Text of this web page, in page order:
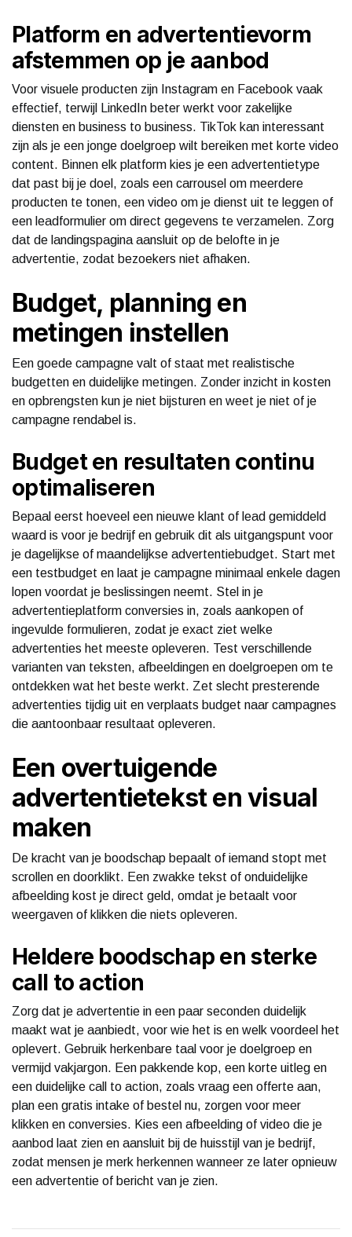
Platform en advertentievorm
afstemmen op je aanbod
Voor visuele producten zijn Instagram en Facebook vaak
effectief, terwijl LinkedIn beter werkt voor zakelijke
diensten en business to business. TikTok kan interessant
zijn als je een jonge doelgroep wilt bereiken met korte video
content. Binnen elk platform kies je een advertentietype
dat past bij je doel, zoals een carrousel om meerdere
producten te tonen, een video om je dienst uit te leggen of
een leadformulier om direct gegevens te verzamelen. Zorg
dat de landingspagina aansluit op de belofte in je
advertentie, zodat bezoekers niet afhaken.
Budget, planning en
metingen instellen
Een goede campagne valt of staat met realistische
budgetten en duidelijke metingen. Zonder inzicht in kosten
en opbrengsten kun je niet bijsturen en weet je niet of je
campagne rendabel is.
Budget en resultaten continu
optimaliseren
Bepaal eerst hoeveel een nieuwe klant of lead gemiddeld
waard is voor je bedrijf en gebruik dit als uitgangspunt voor
je dagelijkse of maandelijkse advertentiebudget. Start met
een testbudget en laat je campagne minimaal enkele dagen
lopen voordat je beslissingen neemt. Stel in je
advertentieplatform conversies in, zoals aankopen of
ingevulde formulieren, zodat je exact ziet welke
advertenties het meeste opleveren. Test verschillende
varianten van teksten, afbeeldingen en doelgroepen om te
ontdekken wat het beste werkt. Zet slecht presterende
advertenties tijdig uit en verplaats budget naar campagnes
die aantoonbaar resultaat opleveren.
Een overtuigende
advertentietekst en visual
maken
De kracht van je boodschap bepaalt of iemand stopt met
scrollen en doorklikt. Een zwakke tekst of onduidelijke
afbeelding kost je direct geld, omdat je betaalt voor
weergaven of klikken die niets opleveren.
Heldere boodschap en sterke
call to action
Zorg dat je advertentie in een paar seconden duidelijk
maakt wat je aanbiedt, voor wie het is en welk voordeel het
oplevert. Gebruik herkenbare taal voor je doelgroep en
vermijd vakjargon. Een pakkende kop, een korte uitleg en
een duidelijke call to action, zoals vraag een offerte aan,
plan een gratis intake of bestel nu, zorgen voor meer
klikken en conversies. Kies een afbeelding of video die je
aanbod laat zien en aansluit bij de huisstijl van je bedrijf,
zodat mensen je merk herkennen wanneer ze later opnieuw
een advertentie of bericht van je zien.